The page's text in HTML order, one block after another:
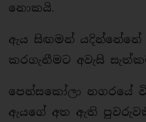
නොකයි.
ඇය සිඟමන් යදින්නේනේ
කරගැනීමට අවැසි
පෙන්සකෝලා නගරයේ
ඇයගේ අත ඇති